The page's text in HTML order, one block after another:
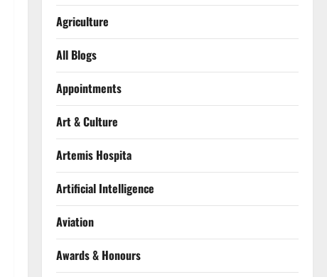
Agriculture
All Blogs
Appointments
Art & Culture
Artemis Hospita
Artificial Intelligence
Aviation
Awards & Honours